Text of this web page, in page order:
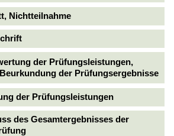
Nichtteilnahme
der Prüfungsleistungen,
der Prüfungsergebnisse
der Prüfungsleistungen
des Gesamtergebnisses der